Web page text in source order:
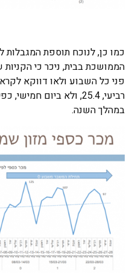
כמו כן, לנוכח תוספת המגבלות
הממושכת בבית, ניכר כי
פני כל השבוע ולאו דווקא
רביעי, 25.4, ולא ביום
במהלך השנה.